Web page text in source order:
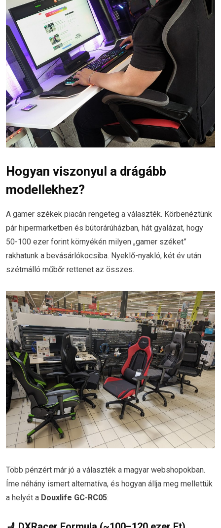
Hogyan viszonyul a drágább
modellekhez?
A gamer székek piacán rengeteg a választék. Körbenéztünk
pár hipermarketben és bútorárúházban, hát gyalázat, hogy
50-100 ezer forint környékén milyen „gamer széket”
rakhatunk a bevásárlókocsiba. Nyeklő-nyakló, két év után
szétmálló műbőr rettenet az összes.
Több pénzért már jó a választék a magyar webshopokban.
Íme néhány ismert alternatíva, és hogyan állja meg mellettük
a helyét a Douxlife GC-RC05: